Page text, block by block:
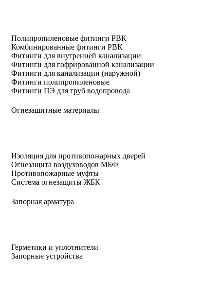
Полипропиленовые фитинги РВК
Комбинированные фитинги РВК
Фитинги для внутренней канализации
Фитинги для гофрированной канализации
Фитинги для канализации (наружной)
Фитинги полипропиленовые
Фитинги ПЭ для труб водопровода
Огнезащитные материалы
Изоляция для противопожарных дверей
Огнезащита воздуховодов МБФ
Противопожарные муфты
Система огнезащиты ЖБК
Запорная арматура
Герметики и уплотнители
Запорные устройства